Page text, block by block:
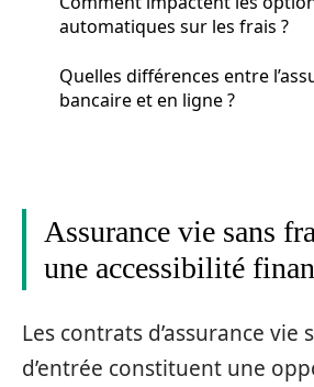
automatiques sur les frais ?
Quelles différences entre
bancaire et en ligne ?
Assurance vie sans
une accessibilité
Les contrats d’assurance vie
d’entrée constituent une